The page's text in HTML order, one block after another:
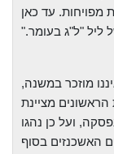
מפויחות. עד כאן
ליל "ל"ג בעומר".
מוזכר במשנה,
מציינת
ועל כן נהגו
האשכנזים בסוף